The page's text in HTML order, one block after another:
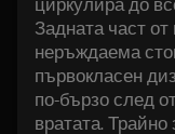
Задната част от
неръждаема
първокласен
по-бързо след
вратата. Трайно